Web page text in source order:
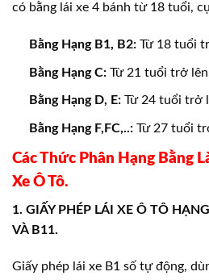
có bằng lái xe 4 bánh từ 18 tuổi,
Bằng Hạng B1, B2:Từ 18 tuổi
Bằng Hạng C:Từ 21 tuổi trở
Bằng Hạng D, E:Từ 24 tuổi trở
Bằng Hạng F,FC,..:Từ 27 tuổi
Các Thức Phân Hạng Bằng
Xe Ô Tô.
1. GIẤY PHÉP LÁI XE Ô TÔ
VÀ B11.
Giấy phép lái xe B1 số tự động,